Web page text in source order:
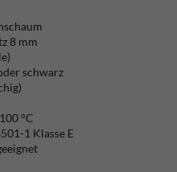
8 mm
schwarz
°C
1 Klasse E